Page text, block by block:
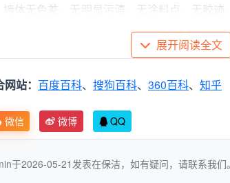
墙体无色差、无明显污渍、无涂料点、无胶
大顶标准：墙壁无尘土，灯具洁净，开关盒
标准：无胶渍、无漆点、触摸光滑、有光泽
瓷砖无尘土、无漆点、无水泥渍、有光泽，石
展开阅读全文
站： 百度百科、 搜狗百科、 360百科、 知乎
微信 微博 QQ
于2026-05-21发表在保洁，如有疑问，请联系我们。